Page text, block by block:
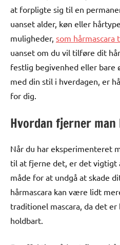
at forpligte sig til en
uanset alder, køn eller
muligheder, som hårmascara
uanset om du vil tilføre dit
festlig begivenhed eller bare
med din stil i hverdagen, er
for dig.
Hvordan fjerner man
Når du har eksperimenteret
til at fjerne det, er det vigtigt
måde for at undgå at skade
hårmascara kan være lidt
traditionel mascara, da det
holdbart.